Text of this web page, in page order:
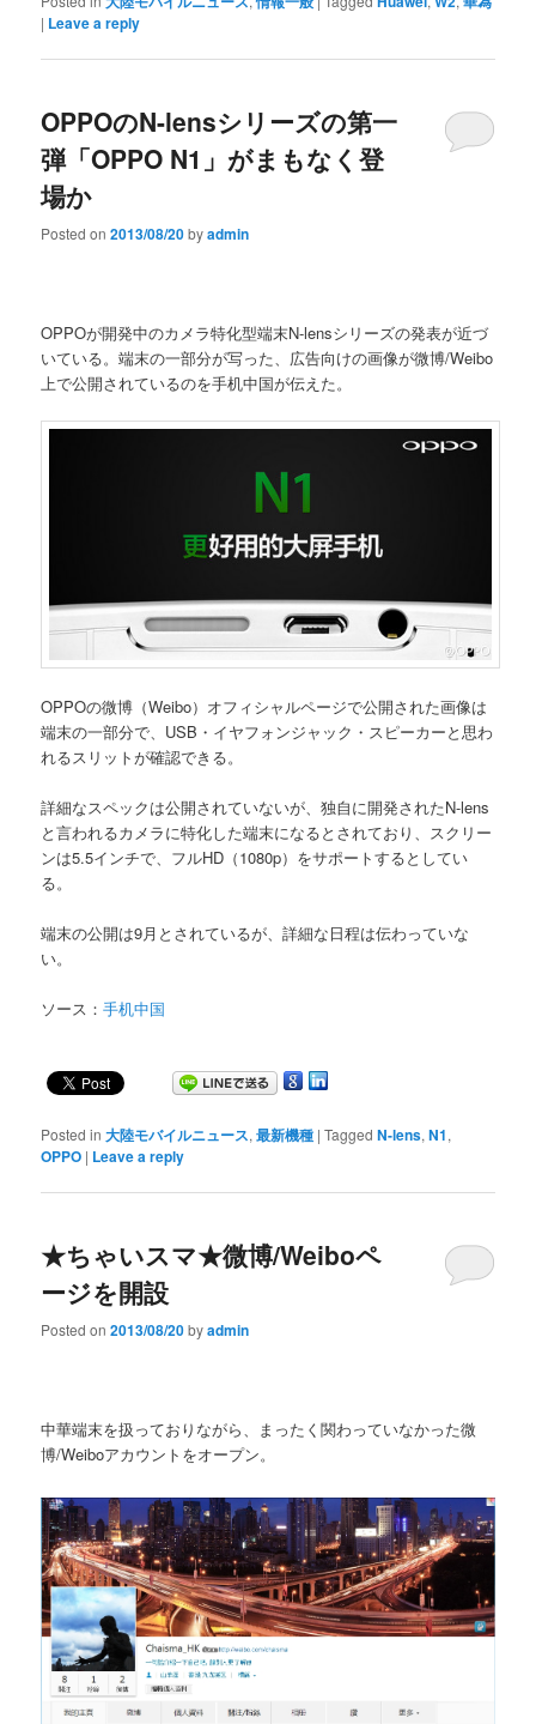
| Leave a reply
OPPOのN-lensシリーズの第一
弾「OPPO N1」がまもなく登
場か
Posted on2013/08/20byadmin
OPPOが開発中のカメラ特化型端末N-lensシリーズの発表が近づ
いている。端末の一部分が写った、広告向けの画像が微博/Weibo
上で公開されているのを手机中国が伝えた。
OPPOの微博（Weibo）オフィシャルページで公開された画像は
端末の一部分で、USB・イヤフォンジャック・スピーカーと思わ
れるスリットが確認できる。
詳細なスペックは公開されていないが、独自に開発されたN-lens
と言われるカメラに特化した端末になるとされており、スクリー
ンは5.5インチで、フルHD（1080p）をサポートするとしてい
る。
端末の公開は9月とされているが、詳細な日程は伝わっていな
い。
ソース：手机中国
Posted in 大陸モバイルニュース,最新機種 |Tagged N-lens,N1,
OPPO | Leave a reply
★ちゃいスマ★微博/Weiboペ
ージを開設
Posted on2013/08/20byadmin
中華端末を扱っておりながら、まったく関わっていなかった微
博/Weiboアカウントをオープン。